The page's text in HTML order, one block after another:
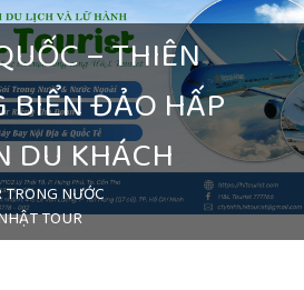
– THIÊN
ĐẢO HẤP
DU KHÁCH
TRONG NƯỚC
TOUR